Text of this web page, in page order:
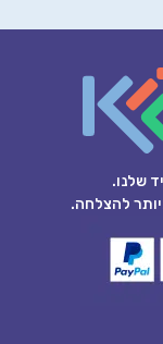
שלנו.
להצלחה.